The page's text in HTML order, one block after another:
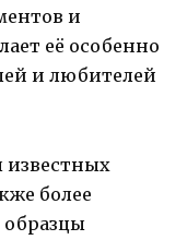
и
её особенно
и любителей
известных
более